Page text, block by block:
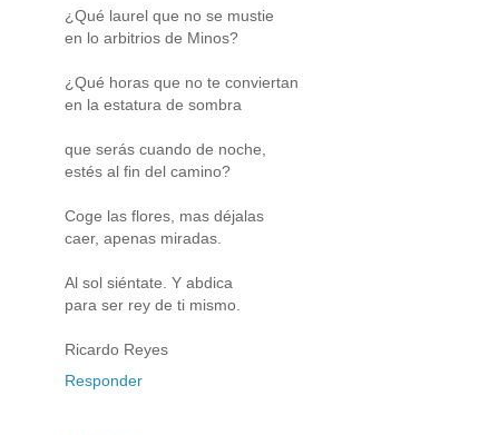
¿Qué laurel que no se mustie
en lo arbitrios de Minos?
¿Qué horas que no te conviertan
en la estatura de sombra
que serás cuando de noche,
estés al fin del camino?
Coge las flores, mas déjalas
caer, apenas miradas.
Al sol siéntate. Y abdica
para ser rey de ti mismo.
Ricardo Reyes
Responder